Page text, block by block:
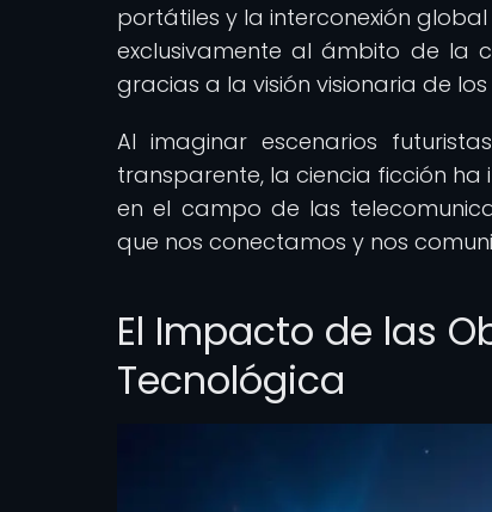
portátiles y la interconexión
exclusivamente al ámbito de la
gracias a la visión visionaria de
Al imaginar escenarios
transparente, la ciencia ficción
en el campo de las
que nos conectamos y nos
El Impacto de las
Tecnológica